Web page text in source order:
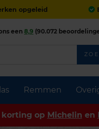
opgeleid
Remmen
een8,9 (90.072
korting op Michelin en